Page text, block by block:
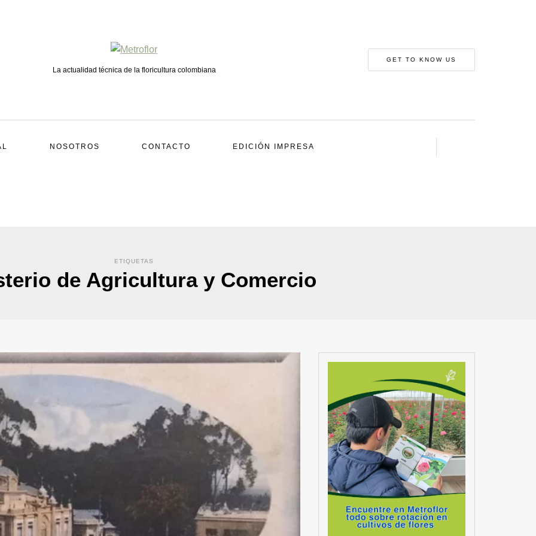
La actualidad técnica de la floricultura colombiana
GET TO KNOW US
NOSOTROS CONTACTO EDICIÓN IMPRESA
ETIQUETAS
de Agricultura y Comercio